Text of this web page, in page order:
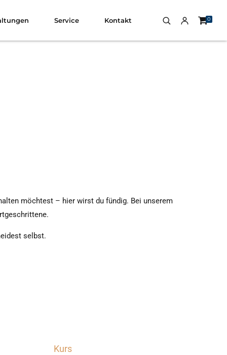
0
Service Kontakt
möchtest – hier wirst du fündig. Bei unserem
selbst.
Kurs